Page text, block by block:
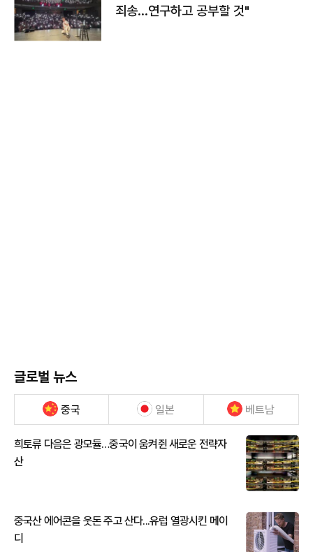
죄송…연구하고 공부할 것"
글로벌 뉴스
중국 일본 베트남
희토류 다음은 광모듈…중국이 움켜쥔 새로운 전략자
산
중국산 에어콘을 웃돈 주고 산다...유럽 열광시킨 메이
디